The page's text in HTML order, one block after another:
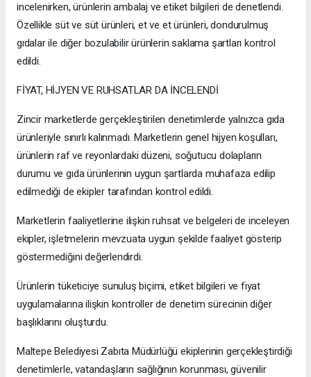
incelenirken, ürünlerin ambalaj ve etiket bilgileri de denetlendi.
Özellikle süt ve süt ürünleri, et ve et ürünleri, dondurulmuş
gıdalar ile diğer bozulabilir ürünlerin saklama şartları kontrol
edildi.
FİYAT, HİJYEN VE RUHSATLAR DA İNCELENDİ
Zincir marketlerde gerçekleştirilen denetimlerde yalnızca gıda
ürünleriyle sınırlı kalınmadı. Marketlerin genel hijyen koşulları,
ürünlerin raf ve reyonlardaki düzeni, soğutucu dolapların
durumu ve gıda ürünlerinin uygun şartlarda muhafaza edilip
edilmediği de ekipler tarafından kontrol edildi.
Marketlerin faaliyetlerine ilişkin ruhsat ve belgeleri de inceleyen
ekipler, işletmelerin mevzuata uygun şekilde faaliyet gösterip
göstermediğini değerlendirdi.
Ürünlerin tüketiciye sunuluş biçimi, etiket bilgileri ve fiyat
uygulamalarına ilişkin kontroller de denetim sürecinin diğer
başlıklarını oluşturdu.
Maltepe Belediyesi Zabıta Müdürlüğü ekiplerinin gerçekleştirdiği
denetimlerle, vatandaşların sağlığının korunması, güvenilir